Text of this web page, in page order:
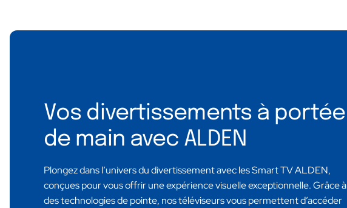
Vos divertissements à portée
de main avec ALDEN
Plongez dans l’univers du divertissement avec les Smart TV ALDEN,
conçues pour vous offrir une expérience visuelle exceptionnelle. Grâce à
des technologies de pointe, nos téléviseurs vous permettent d’accéder